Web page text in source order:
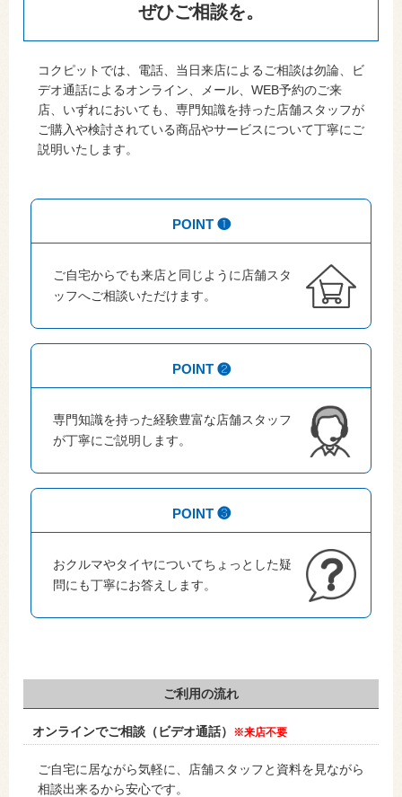
ぜひご相談を。
コクピットでは、電話、当日来店によるご相談は勿論、ビ
デオ通話によるオンライン、メール、WEB予約のご来
店、いずれにおいても、専門知識を持った店舗スタッフが
ご購入や検討されている商品やサービスについて丁寧にご
説明いたします。
POINT ❶
ご自宅からでも来店と同じように店舗スタ
ッフへご相談いただけます。
POINT ❷
専門知識を持った経験豊富な店舗スタッフ
が丁寧にご説明します。
POINT ❸
おクルマやタイヤについてちょっとした疑
問にも丁寧にお答えします。
ご利用の流れ
オンラインでご相談（ビデオ通話） ※来店不要
ご自宅に居ながら気軽に、店舗スタッフと資料を見ながら
相談出来るから安心です。